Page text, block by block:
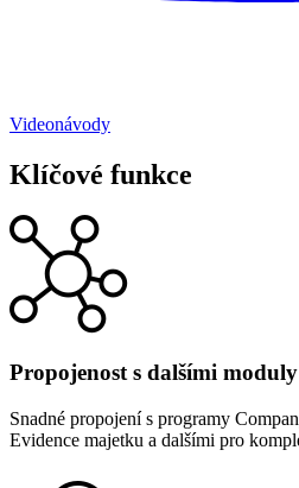
Videonávody
Klíčové funkce
Propojenost s dalšími moduly
Snadné propojení s programy
Evidence majetku a dalšími pro